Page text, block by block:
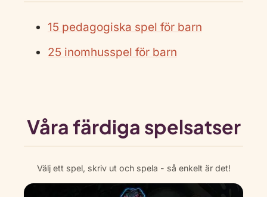
15 pedagogiska spel för barn
25 inomhusspel för barn
Våra färdiga spelsatser
Välj ett spel, skriv ut och spela - så enkelt är det!